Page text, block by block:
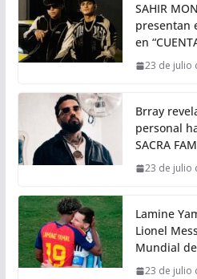
SAHIR
presentan
en
23 de julio
Brray
personal
SACRA
23 de julio
Lamine
Lionel
Mundial
23 de julio